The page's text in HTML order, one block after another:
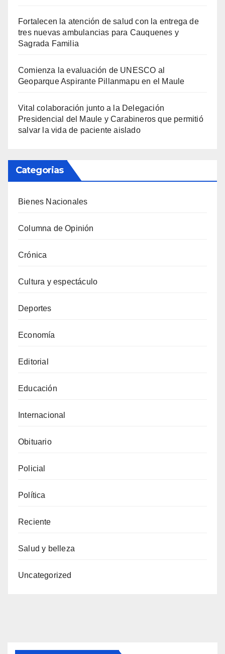
Fortalecen la atención de salud con la entrega de
tres nuevas ambulancias para Cauquenes y
Sagrada Familia
Comienza la evaluación de UNESCO al
Geoparque Aspirante Pillanmapu en el Maule
Vital colaboración junto a la Delegación
Presidencial del Maule y Carabineros que permitió
salvar la vida de paciente aislado
Categorias
Bienes Nacionales
Columna de Opinión
Crónica
Cultura y espectáculo
Deportes
Economía
Editorial
Educación
Internacional
Obituario
Policial
Política
Reciente
Salud y belleza
Uncategorized